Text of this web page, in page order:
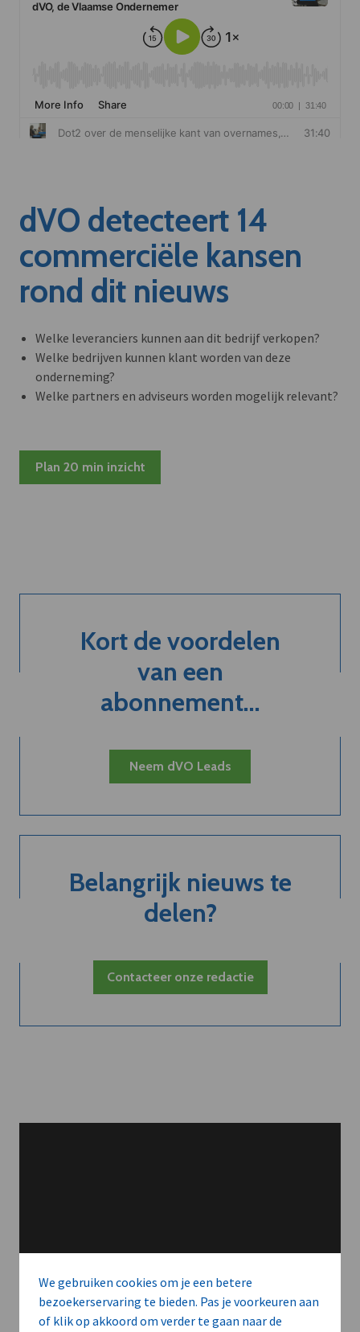
We gebruiken cookies om je een betere
bezoekerservaring te bieden. Pas je voorkeuren aan
of klik op akkoord om verder te gaan naar de
dVO detecteert 14
commerciële kansen
rond dit nieuws
Welke leveranciers kunnen aan dit bedrijf verkopen?
Welke bedrijven kunnen klant worden van deze
onderneming?
Welke partners en adviseurs worden mogelijk relevant?
Plan 20 min inzicht
Kort de voordelen
van een
abonnement...
Neem dVO Leads
Belangrijk nieuws te
delen?
Contacteer onze redactie